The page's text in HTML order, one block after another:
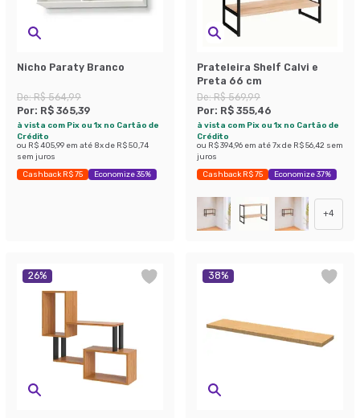
Nicho Paraty Branco
De:R$ 564,99
Por: R$ 365,39
à vista com Pix ou 1x no Cartão de
Crédito
ou R$ 405,99 em até 8x de R$ 50,74
sem juros
Cashback R$ 75 Economize 35%
Prateleira Shelf Calvi e
Preta 66 cm
De:R$ 569,99
Por: R$ 355,46
à vista com Pix ou 1x no Cartão de
Crédito
ou R$ 394,96 em até7x de R$ 56,42 sem
juros
Cashback R$ 75 Economize 37%
+4
26% 38%